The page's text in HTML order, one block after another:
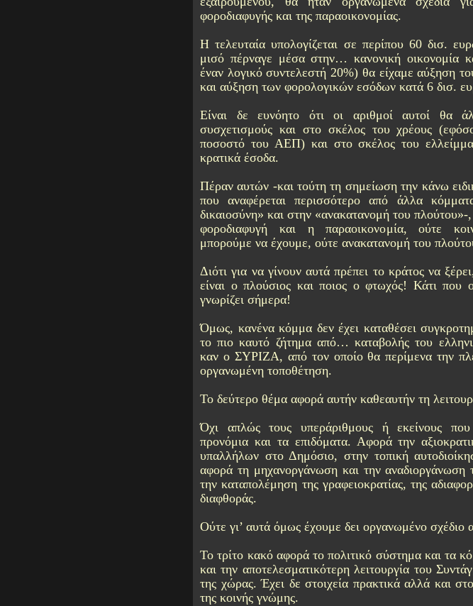
φοροδιαφυγής και της παραοικονομίας.
Η τελευταία υπολογίζεται σε περίπου 60 δισ.
μισό πέρναγε μέσα στην… κανονική οικονομία
έναν λογικό συντελεστή 20%) θα είχαμε αύξηση
και αύξηση των φορολογικών εσόδων κατά 6 δισ.
Είναι δε ευνόητο ότι οι αριθμοί αυτοί θα
συσχετισμούς και στο σκέλος του χρέους
ποσοστό του ΑΕΠ) και στο σκέλος του
κρατικά έσοδα.
Πέραν αυτών -και τούτη τη σημείωση την κάνω
που αναφέρεται περισσότερο από άλλα
δικαιοσύνη» και στην «ανακατανομή του
φοροδιαφυγή και η παραοικονομία, ούτε
μπορούμε να έχουμε, ούτε ανακατανομή του
Διότι για να γίνουν αυτά πρέπει το κράτος να
είναι ο πλούσιος και ποιος ο φτωχός! Κάτι που
γνωρίζει σήμερα!
Όμως, κανένα κόμμα δεν έχει καταθέσει
το πιο καυτό ζήτημα από… καταβολής του
καν ο ΣΥΡΙΖΑ, από τον οποίο θα περίμενα την
οργανωμένη τοποθέτηση.
Το δεύτερο θέμα αφορά αυτήν καθεαυτήν τη
Όχι απλώς τους υπεράριθμους ή εκείνους
προνόμια και τα επιδόματα. Αφορά την
υπαλλήλων στο Δημόσιο, στην τοπική
αφορά τη μηχανοργάνωση και την αναδιοργάνωση
την καταπολέμηση της γραφειοκρατίας, της
διαφθοράς.
Ούτε γι’ αυτά όμως έχουμε δει οργανωμένο σχέδιο
Το τρίτο κακό αφορά το πολιτικό σύστημα και τα
και την αποτελεσματικότερη λειτουργία του
της χώρας. Έχει δε στοιχεία πρακτικά αλλά και
της κοινής γνώμης.